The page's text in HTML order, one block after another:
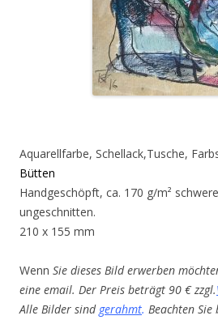
Aquarellfarbe, Schellack,Tusche,
Bütten
Handgeschöpft, ca. 170 g/m²
ungeschnitten.
210 x 155 mm
Wenn Sie dieses Bild erwerben
eine email. Der Preis beträgt 90 € zzgl.
Alle Bilder sind gerahmt. Beachten